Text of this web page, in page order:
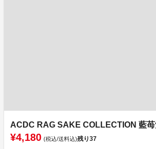
ACDC RAG SAKE COLLECTION 藍
¥4,180 (税込/送料込)残り37